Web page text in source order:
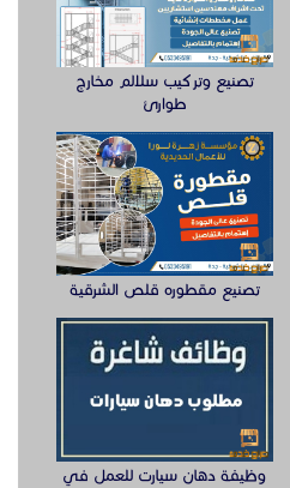
تصنيع وتركيب سلالم مخارج
طوارئ
تصنيع مقطوره قلص الشرقية
وظيفة دهان سيارت للعمل في